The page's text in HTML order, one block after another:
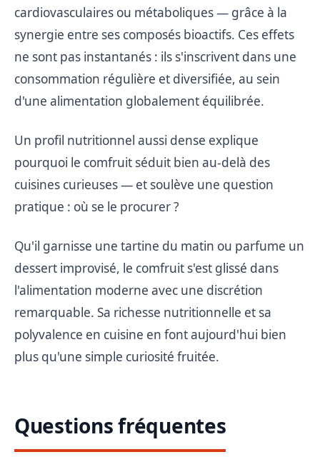
cardiovasculaires ou métaboliques — grâce à la
synergie entre ses composés bioactifs. Ces effets
ne sont pas instantanés : ils s'inscrivent dans une
consommation régulière et diversifiée, au sein
d'une alimentation globalement équilibrée.
Un profil nutritionnel aussi dense explique
pourquoi le comfruit séduit bien au-delà des
cuisines curieuses — et soulève une question
pratique : où se le procurer ?
Qu'il garnisse une tartine du matin ou parfume un
dessert improvisé, le comfruit s'est glissé dans
l'alimentation moderne avec une discrétion
remarquable. Sa richesse nutritionnelle et sa
polyvalence en cuisine en font aujourd'hui bien
plus qu'une simple curiosité fruitée.
Questions fréquentes